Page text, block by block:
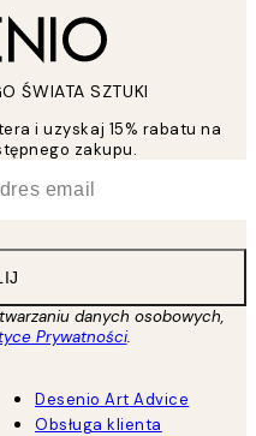
ŚWIATA SZTUKI
i uzyskaj 15% rabatu na
zakupu.
danych osobowych,
Prywatności.
Desenio Art Advice
Obsługa klienta